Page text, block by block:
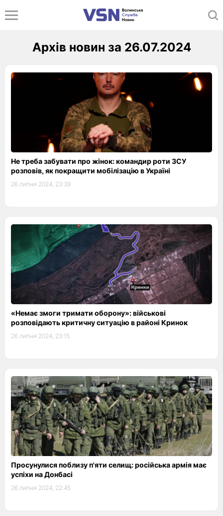
Архів новин за 26.07.2024
Не треба забувати про жінок: командир роти ЗСУ
розповів, як покращити мобілізацію в Україні
26 липня 2024, 23:39
«Немає змоги тримати оборону»: військові
розповідають критичну ситуацію в районі Кринок
26 липня 2024, 23:15
Просунулися поблизу п'яти селищ: російська армія має
успіхи на Донбасі
26 липня 2024, 22:45